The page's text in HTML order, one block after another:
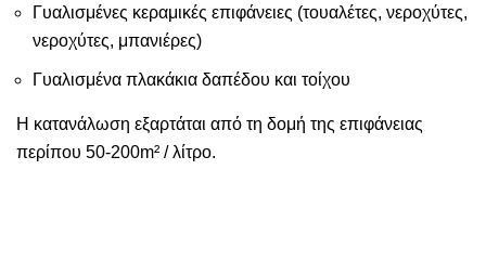
Γυαλισμένες κεραμικές επιφάνειες (τουαλέτες, νεροχύτες,
νεροχύτες, μπανιέρες)
Γυαλισμένα πλακάκια δαπέδου και τοίχου
Η κατανάλωση εξαρτάται από τη δομή της επιφάνειας
περίπου 50-200m² / λίτρο.